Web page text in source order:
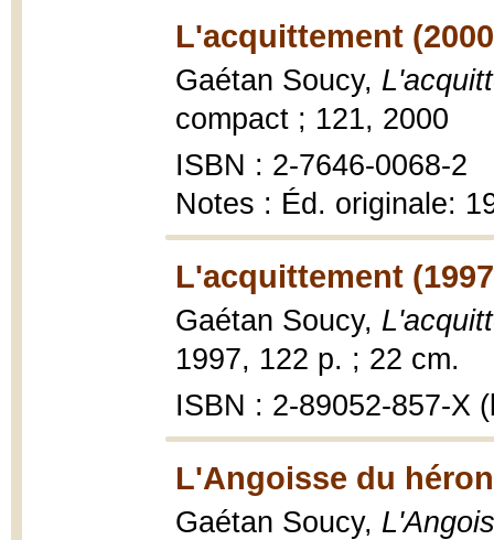
L'acquittement
Gaétan Soucy,
compact ; 121, 2000
ISBN : 2-7646-0068-2
Notes : Éd. originale:
L'acquittement
Gaétan Soucy,
1997, 122 p. ; 22 cm.
ISBN : 2-89052-857-X
L'Angoisse du
Gaétan Soucy,